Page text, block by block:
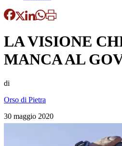
LA VISIONE
MANCA AL
di
Orso di Pietra
30 maggio 2020